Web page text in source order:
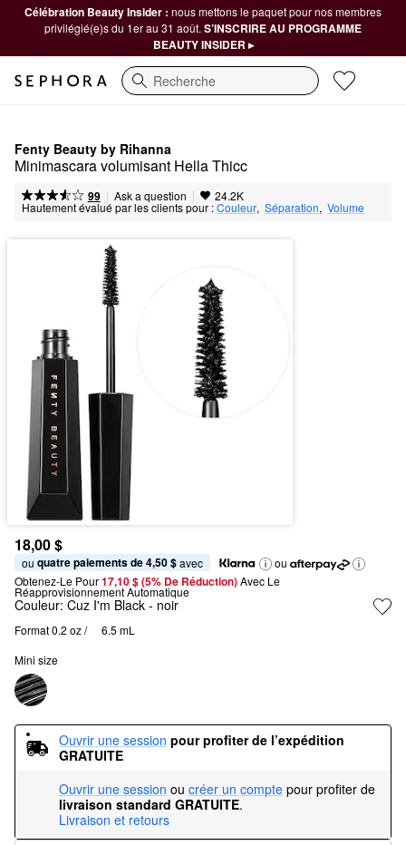
Célébration Beauty Insider : nous mettons le paquet pour nos membres
privilégié(e)s du 1er au 31 août. S’INSCRIRE AU PROGRAMME
BEAUTY INSIDER ▸
Recherche
Fenty Beauty by Rihanna
Minimascara volumisant Hella Thicc
99 | Ask a question | 24.2K
Hautement évalué par les clients pour :Couleur, Séparation, Volume
18,00 $
ou quatre paiements de 4,50 $ avec
ou
Obtenez-Le Pour17,10 $ (5% De Réduction) Avec Le
Réapprovisionnement Automatique
Couleur: Cuz I'm Black - noir
Format 0.2 oz / 	6.5 mL
Mini size
Ouvrir une session pour profiter de l’expédition
GRATUITE
Ouvrir une session ou créer un compte pour profiter de
livraison standard GRATUITE.
Livraison et retours